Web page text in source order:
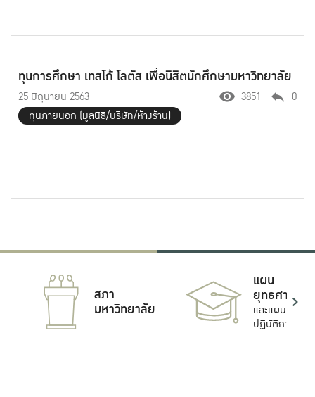
ทุนการศึกษา เทสโก้ โลตัส เพื่อนิสิตนักศึกษามหาวิทยาลัย
25 มิถุนายน 2563 3851
0
ทุนภายนอก (มูลนิธิ/บริษัท/ห้างร้าน)
สภา
มหาวิทยาลัย
แผน
ยุทธศาสตร์
และแผน
ปฏิบัติการ